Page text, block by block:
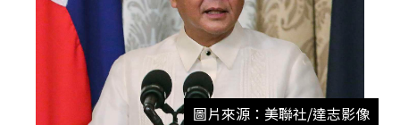
圖片來源：美聯社/達志影像